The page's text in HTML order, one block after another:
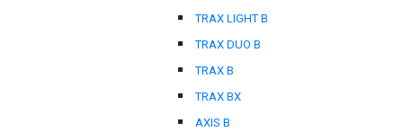
TRAX LIGHT B
TRAX DUO B
TRAX B
TRAX BX
AXIS B